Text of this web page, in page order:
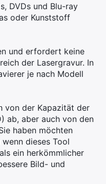
DVDs und Blu-ray
oder Kunststoff
und erfordert keine
der Lasergravur. In
je nach Modell
von der Kapazität der
ab, aber auch von den
haben möchten
dieses Tool
ein herkömmlicher
Bild- und